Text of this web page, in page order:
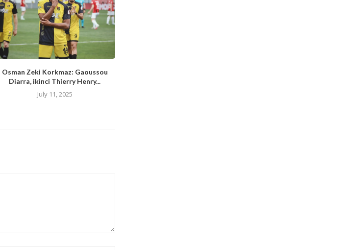
Osman Zeki Korkmaz: Gaoussou
Diarra, ikinci Thierry Henry...
July 11, 2025